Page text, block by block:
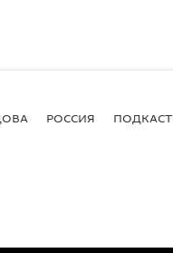
РОССИЯ